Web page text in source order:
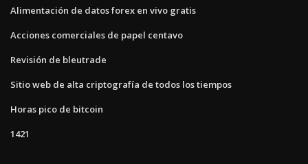
Alimentación de datos forex en vivo gratis
Acciones comerciales de papel centavo
Revisión de bleutrade
Sitio web de alta criptografía de todos los tiempos
Horas pico de bitcoin
1421